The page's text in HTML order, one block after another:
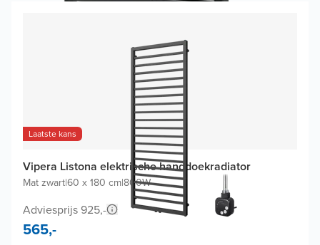
Laatste kans
Vipera Listona elektrische handdoekradiator
Mat zwart|60 x 180 cm|800W
Adviesprijs 925,-
565,-